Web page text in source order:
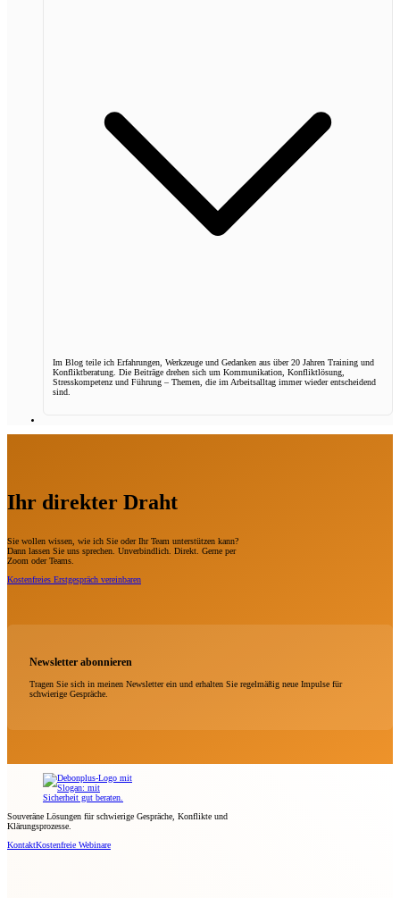
Im Blog teile ich Erfahrungen, Werkzeuge und Gedanken aus über 20 Jahren Training und
Konfliktberatung. Die Beiträge drehen sich um Kommunikation, Konfliktlösung,
Stresskompetenz und Führung – Themen, die im Arbeitsalltag immer wieder entscheidend
sind.
Ihr direkter Draht
Sie wollen wissen, wie ich Sie oder Ihr Team unterstützen kann?
Dann lassen Sie uns sprechen. Unverbindlich. Direkt. Gerne per
Zoom oder Teams.
Kostenfreies Erstgespräch vereinbaren
Newsletter abonnieren
Tragen Sie sich in meinen Newsletter ein und erhalten Sie regelmäßig neue Impulse für
schwierige Gespräche.
Souveräne Lösungen für schwierige Gespräche, Konflikte und
Klärungsprozesse.
KontaktKostenfreie Webinare